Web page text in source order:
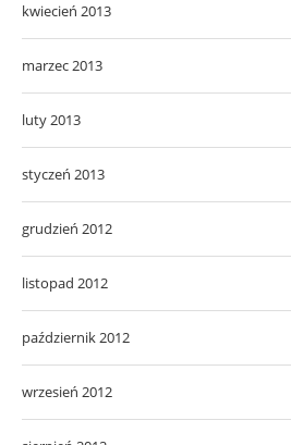
kwiecień 2013
marzec 2013
luty 2013
styczeń 2013
grudzień 2012
listopad 2012
październik 2012
wrzesień 2012